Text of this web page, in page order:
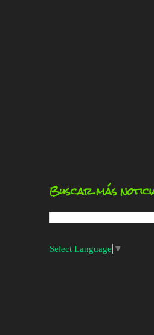
Buscar más
Select Language ▼